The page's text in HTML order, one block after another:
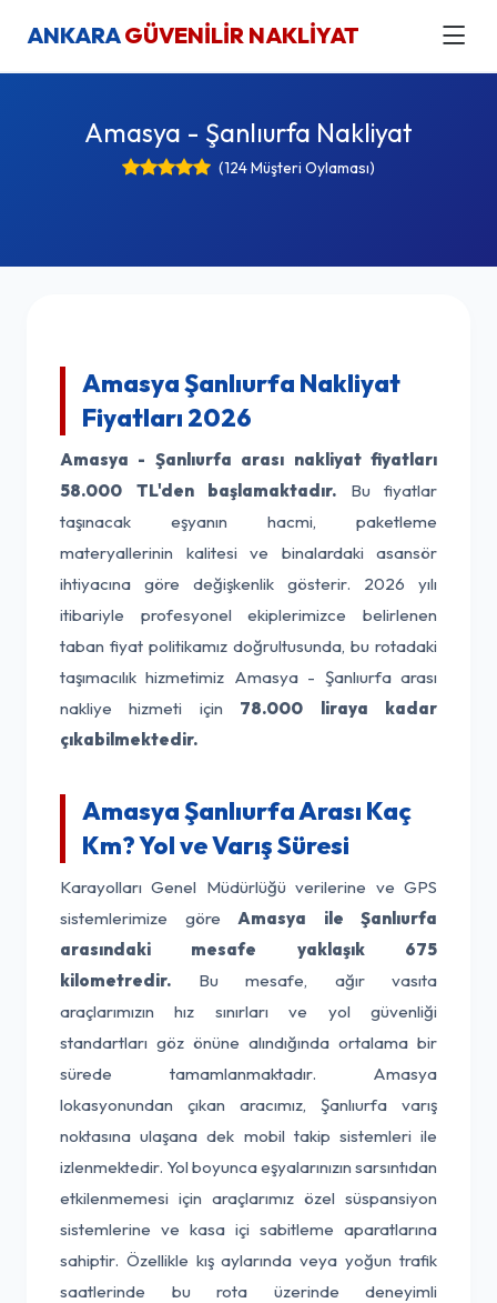
ANKARAGÜVENİLİR NAKLİYAT
Amasya - Şanlıurfa Nakliyat
(124 Müşteri Oylaması)
Amasya Şanlıurfa Nakliyat
Fiyatları 2026
Amasya - Şanlıurfa arası nakliyat fiyatları
58.000 TL'den başlamaktadır. Bu fiyatlar
taşınacak eşyanın hacmi, paketleme
materyallerinin kalitesi ve binalardaki asansör
ihtiyacına göre değişkenlik gösterir. 2026 yılı
itibariyle profesyonel ekiplerimizce belirlenen
taban fiyat politikamız doğrultusunda, bu rotadaki
taşımacılık hizmetimiz Amasya - Şanlıurfa arası
nakliye hizmeti için 78.000 liraya kadar
çıkabilmektedir.
Amasya Şanlıurfa Arası Kaç
Km? Yol ve Varış Süresi
Karayolları Genel Müdürlüğü verilerine ve GPS
sistemlerimize göre Amasya ile Şanlıurfa
arasındaki mesafe yaklaşık 675
kilometredir. Bu mesafe, ağır vasıta
araçlarımızın hız sınırları ve yol güvenliği
standartları göz önüne alındığında ortalama bir
sürede tamamlanmaktadır. Amasya
lokasyonundan çıkan aracımız, Şanlıurfa varış
noktasına ulaşana dek mobil takip sistemleri ile
izlenmektedir. Yol boyunca eşyalarınızın sarsıntıdan
etkilenmemesi için araçlarımız özel süspansiyon
sistemlerine ve kasa içi sabitleme aparatlarına
sahiptir. Özellikle kış aylarında veya yoğun trafik
saatlerinde bu rota üzerinde deneyimli